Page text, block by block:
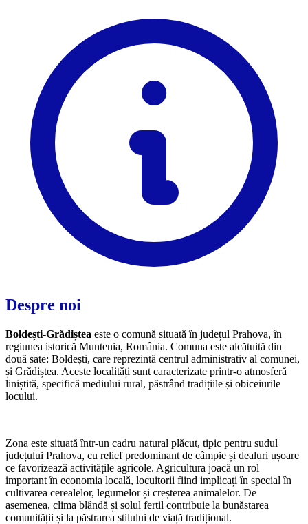
Despre noi
Boldești-Grădiștea este o comună situată în județul Prahova, în
regiunea istorică Muntenia, România. Comuna este alcătuită din
două sate: Boldești, care reprezintă centrul administrativ al comunei,
și Grădiștea. Aceste localități sunt caracterizate printr-o atmosferă
liniștită, specifică mediului rural, păstrând tradițiile și obiceiurile
locului.
Zona este situată într-un cadru natural plăcut, tipic pentru sudul
județului Prahova, cu relief predominant de câmpie și dealuri ușoare
ce favorizează activitățile agricole. Agricultura joacă un rol
important în economia locală, locuitorii fiind implicați în special în
cultivarea cerealelor, legumelor și creșterea animalelor. De
asemenea, clima blândă și solul fertil contribuie la bunăstarea
comunității și la păstrarea stilului de viață tradițional.